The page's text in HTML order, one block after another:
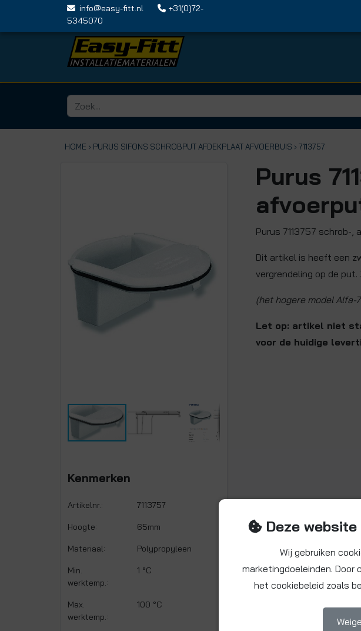
info@easy-fitt.nl
+31(0)72-
5345070
HOME › PURUS SIFONS SCHROBPUT AFDEKPLAAT AFVOERBUIS › 7113757
Kenmerken
Artikelnr.: 7113757
Hoogte: 65mm
Materiaal: Polypropyleen
Min.
werktemp.:
1 °C
Max.
werktemp.:
100 °C
Purus
Purus 7113757 schrob-,
Dit artikel is heeft een
vergrendeling op de
(het hogere model Alfa-
Let op: artikel niet
voor de huidige
Deze
Wij gebruiken
marketingdoeleinden. Door
het cookiebeleid zoals